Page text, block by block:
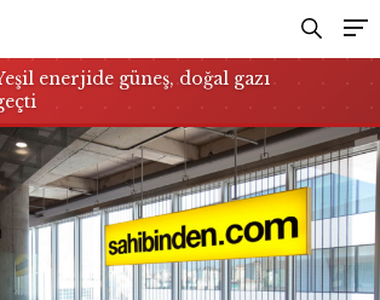
enerjide güneş, doğal gazı